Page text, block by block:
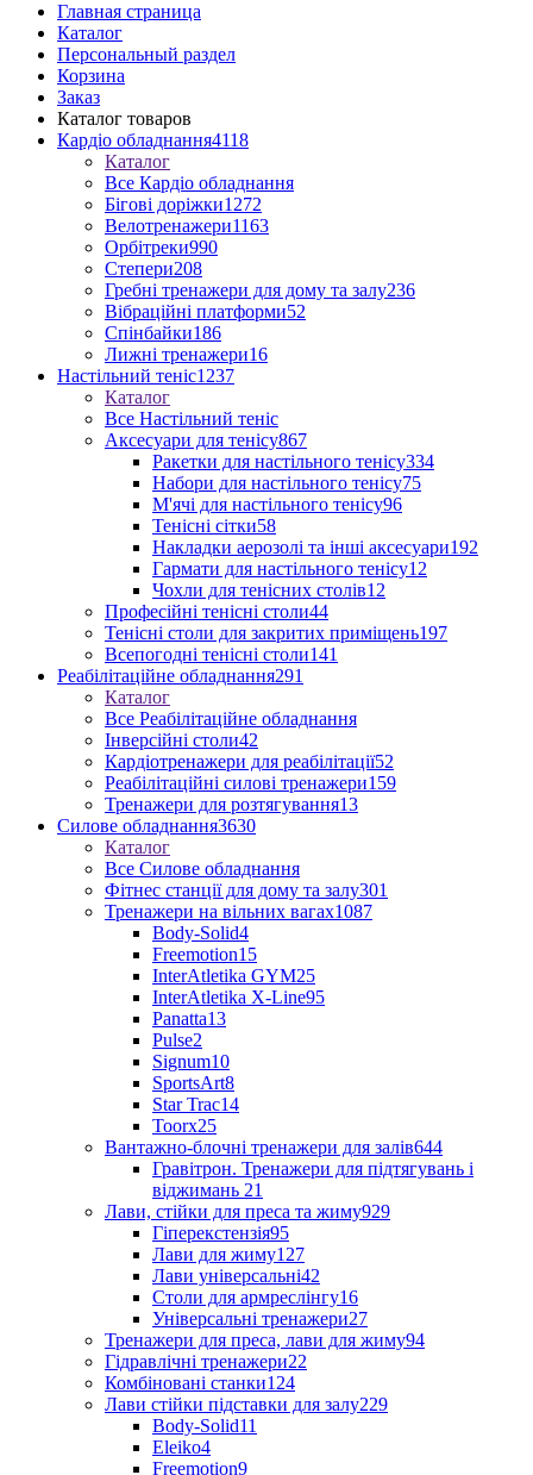
Главная страница
Каталог
Персональный раздел
Корзина
Заказ
Каталог товаров
Кардіо обладнання4118
Каталог
Все Кардіо обладнання
Бігові доріжки1272
Велотренажери1163
Орбітреки990
Степери208
Гребні тренажери для дому та залу236
Вібраційні платформи52
Спінбайки186
Лижні тренажери16
Настільний теніс1237
Каталог
Все Настільний теніс
Аксесуари для тенісу867
Ракетки для настільного тенісу334
Набори для настільного тенісу75
М'ячі для настільного тенісу96
Тенісні сітки58
Накладки аерозолі та інші аксесуари192
Гармати для настільного тенісу12
Чохли для тенісних столів12
Професійні тенісні столи44
Тенісні столи для закритих приміщень197
Всепогодні тенісні столи141
Реабілітаційне обладнання291
Каталог
Все Реабілітаційне обладнання
Інверсійні столи42
Кардіотренажери для реабілітації52
Реабілітаційні силові тренажери159
Тренажери для розтягування13
Силове обладнання3630
Каталог
Все Силове обладнання
Фітнес станції для дому та залу301
Тренажери на вільних вагах1087
Body-Solid4
Freemotion15
InterAtletika GYM25
InterAtletika X-Line95
Panatta13
Pulse2
Signum10
SportsArt8
Star Trac14
Toorx25
Вантажно-блочні тренажери для залів644
Гравітрон. Тренажери для підтягувань і
віджимань 21
Лави, стійки для преса та жиму929
Гіперекстензія95
Лави для жиму127
Лави універсальні42
Столи для армреслінгу16
Універсальні тренажери27
Тренажери для преса, лави для жиму94
Гідравлічні тренажери22
Комбіновані станки124
Лави стійки підставки для залу229
Body-Solid11
Eleiko4
Freemotion9